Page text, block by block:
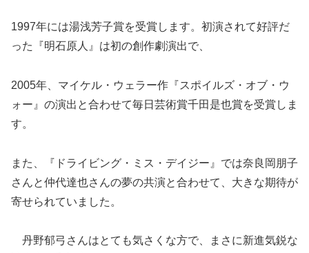
1997年には湯浅芳子賞を受賞します。初演されて好評だ
った『明石原人』は初の創作劇演出で、
2005年、マイケル・ウェラー作『スポイルズ・オブ・ウ
ォー』の演出と合わせて毎日芸術賞千田是也賞を受賞しま
す。
また、『ドライビング・ミス・デイジー』では奈良岡朋子
さんと仲代達也さんの夢の共演と合わせて、大きな期待が
寄せられていました。
丹野郁弓さんはとても気さくな方で、まさに新進気鋭な